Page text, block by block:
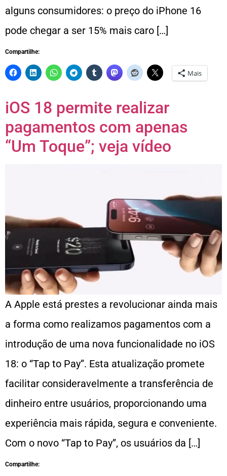
alguns consumidores: o preço do iPhone 16
pode chegar a ser 15% mais caro […]
Compartilhe:
Mais
iOS 18 permite realizar
pagamentos com apenas
“Um Toque”; veja vídeo
A Apple está prestes a revolucionar ainda mais
a forma como realizamos pagamentos com a
introdução de uma nova funcionalidade no iOS
18: o “Tap to Pay”. Esta atualização promete
facilitar consideravelmente a transferência de
dinheiro entre usuários, proporcionando uma
experiência mais rápida, segura e conveniente.
Com o novo “Tap to Pay”, os usuários da […]
Compartilhe: